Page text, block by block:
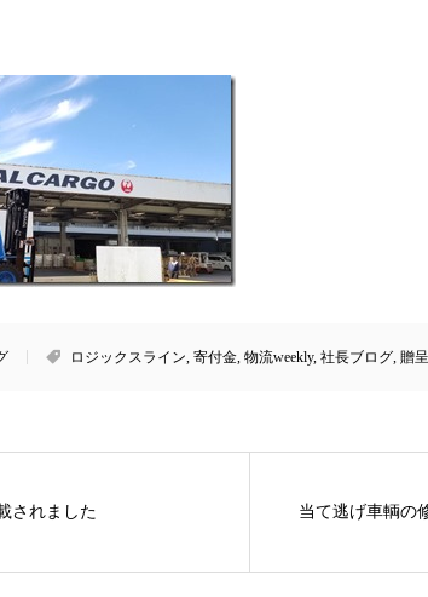
ロジックスライン, 寄付金, 物流weekly, 社長ブログ, 贈
されました 当て逃げ車輌の